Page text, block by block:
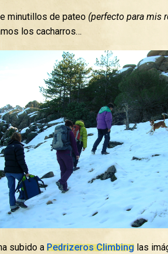
minutillos de pateo (perfecto para mis
los cacharros…
subido a Pedrizeros Climbing las